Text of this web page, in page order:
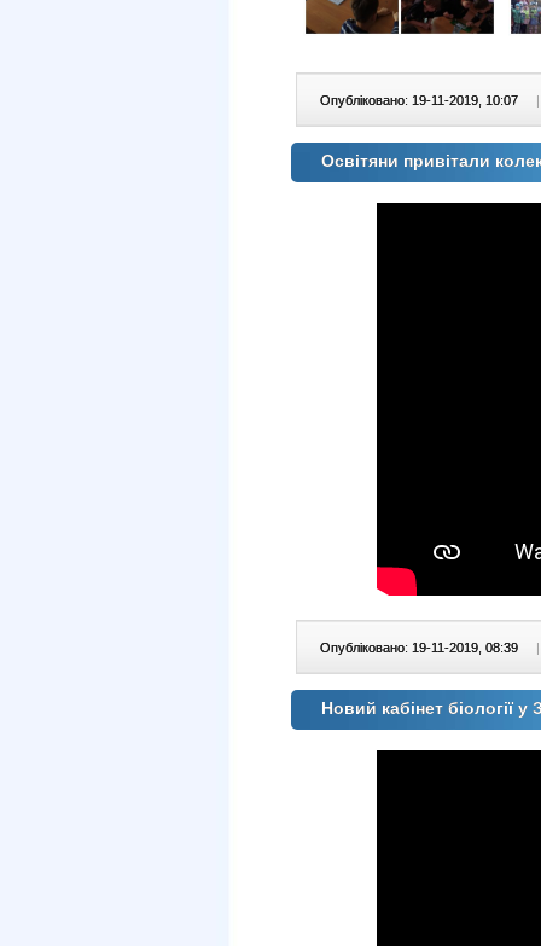
Опубліковано: 19-11-2019, 10:07 |
Освітяни привітали
Опубліковано: 19-11-2019, 08:39 |
Новий кабінет біології